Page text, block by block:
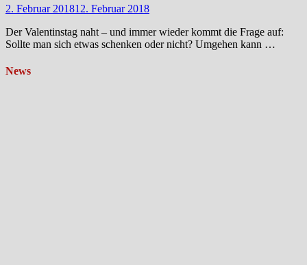
2. Februar 201812. Februar 2018
Der Valentinstag naht – und immer wieder kommt die Frage auf:
Sollte man sich etwas schenken oder nicht? Umgehen kann …
News